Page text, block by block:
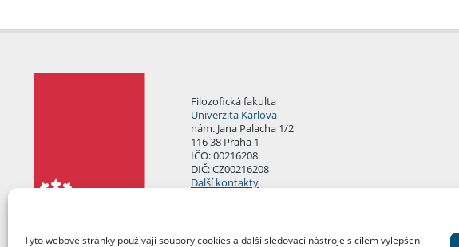
Tyto webové stránky používají soubory cookies a další sledovací nástroje s cílem vylepšení
Filozofická fakulta
Univerzita Karlova
nám. Jana Palacha 1/2
116 38 Praha 1
IČO: 00216208
DIČ: CZ00216208
Další kontakty